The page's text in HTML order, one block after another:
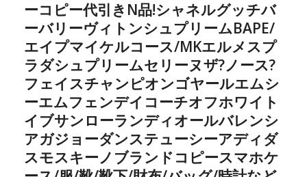
ーコピー代引きN品!シャネルグッチバ
ーバリーヴィトンシュプリームBAPE/
エイプマイケルコース/MKエルメスプ
ラダシュプリームセリーヌザ?ノース?
フェイスチャンピオンゴヤールエムシ
ーエムフェンデイコーチオフホワイト
イブサンローランディオールバレンシ
アガジョーダンステューシーアディダ
スモスキーノブランドコピースマホケ